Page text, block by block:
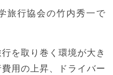
旅行協会の竹内秀一で
を取り巻く環境が大き
用の上昇、ドライバー